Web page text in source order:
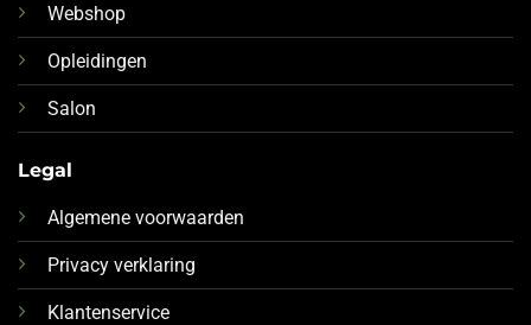
Webshop
Opleidingen
Salon
Legal
Algemene voorwaarden
Privacy verklaring
Klantenservice